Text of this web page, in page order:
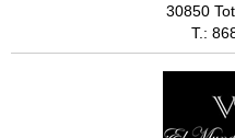
30850
T.: